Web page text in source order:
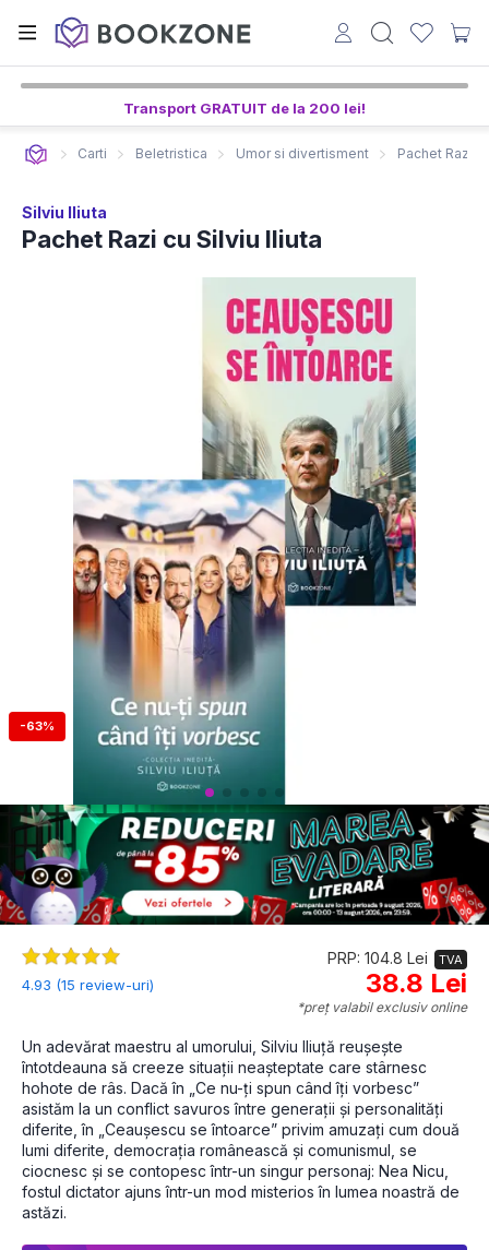
Transport GRATUIT de la 200 lei!
Carti Beletristica Umor si divertisment Pachet Razi
Silviu Iliuta
Pachet Razi cu Silviu Iliuta
-63%
4.93 (15 review-uri)
PRP: 104.8 Lei TVA
38.8 Lei
*preț valabil exclusiv online
Un adevărat maestru al umorului, Silviu Iliuță reușește
întotdeauna să creeze situații neașteptate care stârnesc
hohote de râs. Dacă în „Ce nu-ți spun când îți vorbesc”
asistăm la un conflict savuros între generații și personalități
diferite, în „Ceaușescu se întoarce” privim amuzați cum două
lumi diferite, democrația românească și comunismul, se
ciocnesc și se contopesc într-un singur personaj: Nea Nicu,
fostul dictator ajuns într-un mod misterios în lumea noastră de
astăzi.